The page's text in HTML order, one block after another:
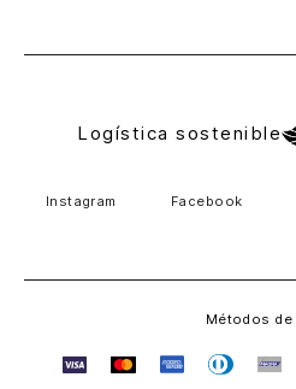
Logística sostenible
Instagram Facebook
Métodos de